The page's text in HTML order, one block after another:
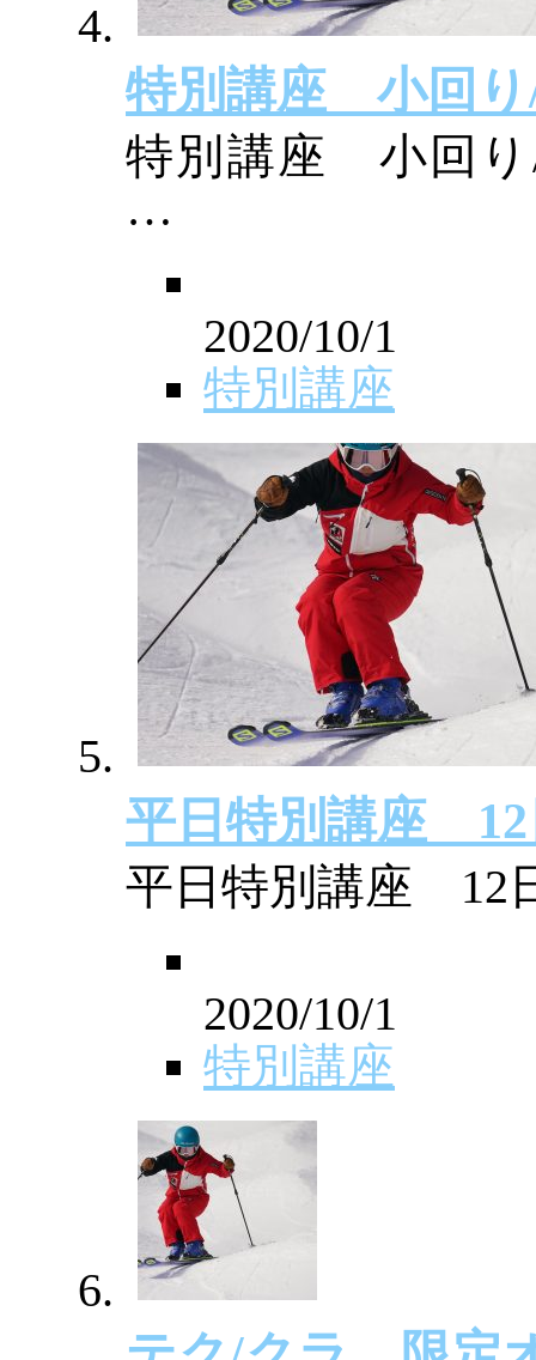
特別講座 小回り
特別講座 小回り
…
2020/10/1
特別講座
平日特別講座 12
平日特別講座 12
2020/10/1
特別講座